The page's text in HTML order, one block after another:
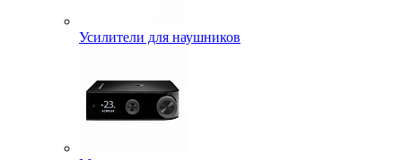
Усилители для наушников